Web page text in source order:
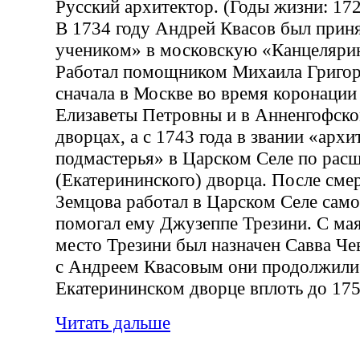
Русский архитектор. (Годы жизни:
В 1734 году Андрей Квасов был
учеником» в московскую
Работал помощником Михаила
сначала в Москве во время
Елизаветы Петровны и в
дворцах, а с 1743 года в звании
подмастерья» в Царском Селе по
(Екатерининского) дворца. После
Земцова работал в Царском Селе
помогал ему Джузеппе Трезини. С
место Трезини был назначен Савва
с Андреем Квасовым они
Екатерининском дворце вплоть до
Читать дальше